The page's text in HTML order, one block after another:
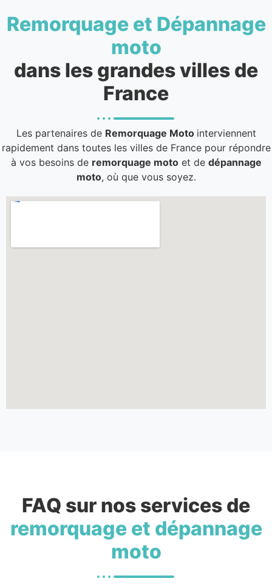
Remorquage et Dépannage
moto
dans les grandes villes de
France
Les partenaires de Remorquage Moto interviennent
rapidement dans toutes les villes de France pour répondre
à vos besoins de remorquage motoet de dépannage
moto, où que vous soyez.
FAQ sur nos services de
remorquage et dépannage
moto